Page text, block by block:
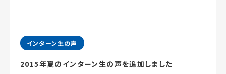
インターン生の声
2015年夏のインターン生の声を追加しました